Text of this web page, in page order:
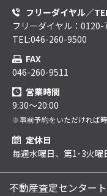
フリーダイヤル／
フリーダイヤル：
TEL:046-260-9500
FAX
046-260-9511
営業時間
9:30～20:00
※事前予約をいただければ
定休日
毎週水曜日、第1･3火曜
不動産査定センター